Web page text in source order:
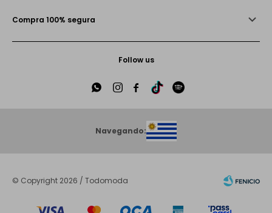
Compra 100% segura
Follow us

 
 
Navegando:
© Copyright 2026 / Todomoda